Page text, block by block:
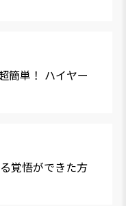
簡単！ ハイヤー
覚悟ができた方